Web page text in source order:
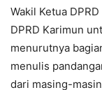
Wakil Ketua
DPRD Karimun
menurutnya
menulis
dari masing-